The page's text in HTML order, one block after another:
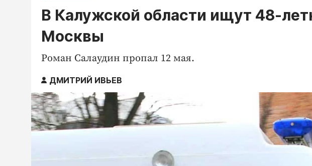
В Калужской области ищут 48-
Москвы
Роман Салаудин пропал 12 мая.
ДМИТРИЙ ИВЬЕВ